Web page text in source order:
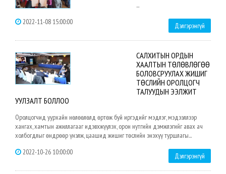
...
2022-11-08 15:00:00
Дэлгэрэнгүй
САЛХИТЫН ОРДЫН
ХААЛТЫН ТӨЛӨВЛӨГӨӨ
БОЛОВСРУУЛАХ ЖИШИГ
ТӨСЛИЙН ОРОЛЦОГЧ
ТАЛУУДЫН ЭЭЛЖИТ
УУЛЗАЛТ БОЛЛОО
Оролцогчид уурхайн нөлөөлөлд өртөж буй иргэдийг мэдлэг, мэдээллээр
хангах, хамтын ажиллагааг идэвхжүүлэх, орон нутгийн дэмжлэгийг авах ач
холбогдлыг өндрөөр үнэлж, цаашид жишиг төслийн энэхүү туршлагы...
2022-10-26 10:00:00
Дэлгэрэнгүй